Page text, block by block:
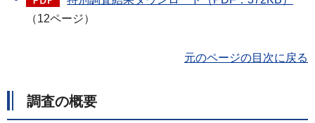
（12ページ）
元のページの目次に戻る
調査の概要